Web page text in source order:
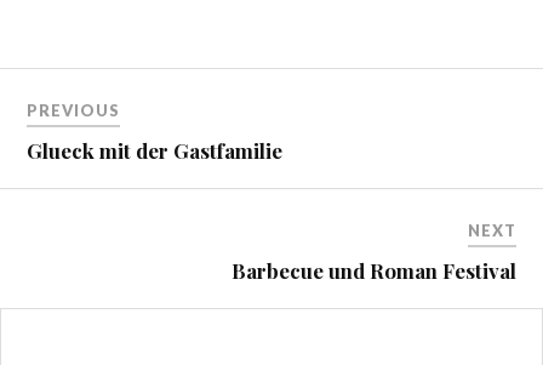
PREVIOUS
Glueck mit der Gastfamilie
NEXT
Barbecue und Roman Festival